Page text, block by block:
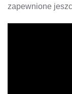
zapewnione